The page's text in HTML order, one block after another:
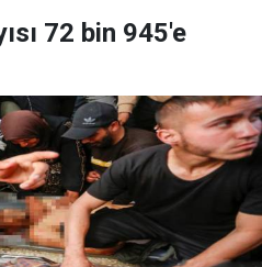
72 bin 945'e